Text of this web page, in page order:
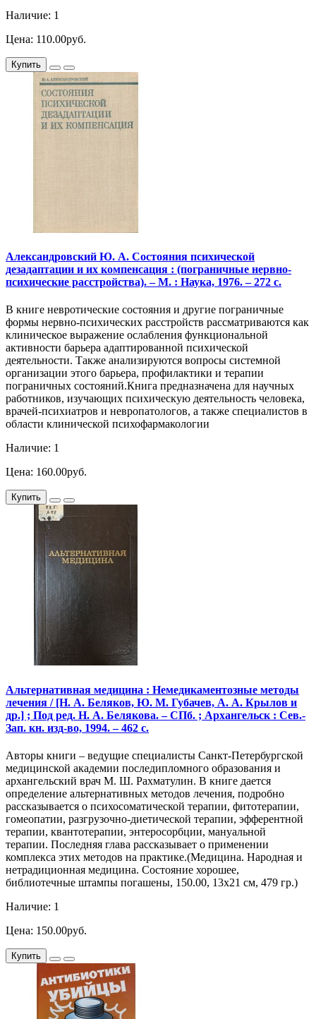
Наличие: 1
Цена: 110.00руб.
Купить
Александровский Ю. А. Состояния психической
дезадаптации и их компенсация : (пограничные нервно-
психические расстройства). – М. : Наука, 1976. – 272 с.
В книге невротические состояния и другие пограничные
формы нервно-психических расстройств рассматриваются как
клиническое выражение ослабления функциональной
активности барьера адаптированной психической
деятельности. Также анализируются вопросы системной
организации этого барьера, профилактики и терапии
пограничных состояний.Книга предназначена для научных
работников, изучающих психическую деятельность человека,
врачей-психиатров и невропатологов, а также специалистов в
области клинической психофармакологии
Наличие: 1
Цена: 160.00руб.
Купить
Альтернативная медицина : Немедикаментозные методы
лечения / [Н. А. Беляков, Ю. М. Губачев, А. А. Крылов и
др.] ; Под ред. Н. А. Белякова. – СПб. ; Архангельск : Сев.-
Зап. кн. изд-во, 1994. – 462 с.
Авторы книги – ведущие специалисты Санкт-Петербургской
медицинской академии последипломного образования и
архангельский врач М. Ш. Рахматулин. В книге дается
определение альтернативных методов лечения, подробно
рассказывается о психосоматической терапии, фитотерапии,
гомеопатии, разгрузочно-диетической терапии, эфферентной
терапии, квантотерапии, энтеросорбции, мануальной
терапии. Последняя глава рассказывает о применении
комплекса этих методов на практике.(Медицина. Народная и
нетрадиционная медицина. Состояние хорошее,
библиотечные штампы погашены, 150.00, 13х21 см, 479 гр.)
Наличие: 1
Цена: 150.00руб.
Купить